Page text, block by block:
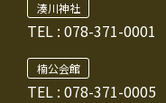
湊川神社
TEL : 078-371-0001
楠公会館
TEL : 078-371-0005